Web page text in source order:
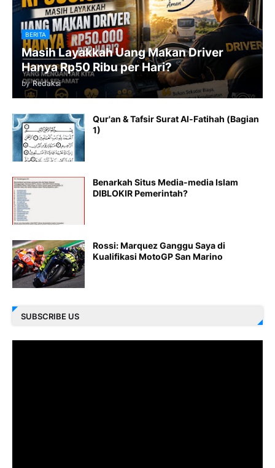
BERITA
Masih Layakkah Uang Makan Driver
Hanya Rp50 Ribu per Hari?
by Redaksi
Qur'an & Tafsir Surat Al-Fatihah (Bagian
1)
Benarkah Situs Media-media Islam
DIBLOKIR Pemerintah?
Rossi: Marquez Ganggu Saya di
Kualifikasi MotoGP San Marino
SUBSCRIBE US